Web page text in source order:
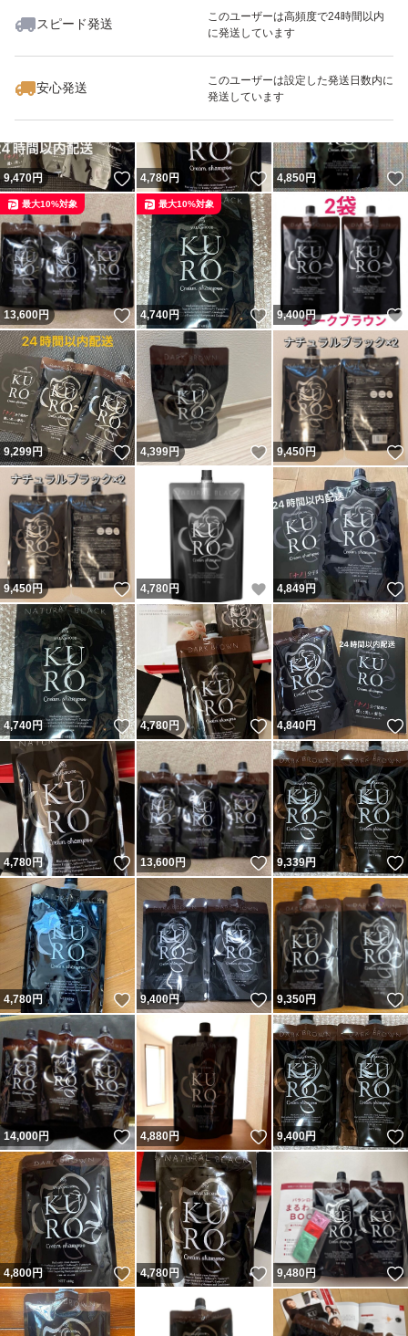
スピード発送
このユーザーは高頻度で24時間以内
に発送しています
安心発送
このユーザーは設定した発送日数内に
発送しています
いいね！
9,190
9,470円 いいね！
4,780円 いいね！
4,850円
13,600円 いいね！
最大10%対象
4,740円 いいね！
最大10%対象
9,400円
9,299円 いいね！
4,399円 いいね！
9,450円
9,450円 いいね！
4,780 円 いいね！
4,849円
4,740円 いいね！
4,780円 いいね！
4,840円
4,780円 いいね！
13,600円 いいね！
9,339円
4,780円 いいね！
9,400円 いいね！
9,350円
14,000円 いいね！
4,880円 いいね！
9,400円
4,800円 いいね！
4,780円 いいね！
9,480円